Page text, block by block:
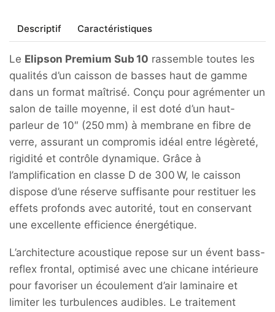
SUB
10
Descriptif Caractéristiques
Le Elipson Premium Sub 10 rassemble toutes les
qualités d’un caisson de basses haut de gamme
dans un format maîtrisé. Conçu pour agrémenter un
salon de taille moyenne, il est doté d’un haut-
parleur de 10″ (250 mm) à membrane en fibre de
verre, assurant un compromis idéal entre légèreté,
rigidité et contrôle dynamique. Grâce à
l’amplification en classe D de 300 W, le caisson
dispose d’une réserve suffisante pour restituer les
effets profonds avec autorité, tout en conservant
une excellente efficience énergétique.
L’architecture acoustique repose sur un évent bass-
reflex frontal, optimisé avec une chicane intérieure
pour favoriser un écoulement d’air laminaire et
limiter les turbulences audibles. Le traitement